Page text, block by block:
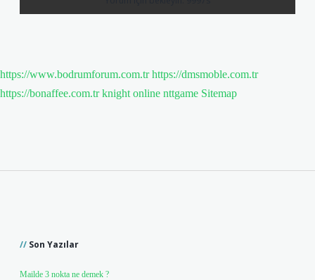
https://www.bodrumforum.com.tr https://dmsmoble.com.tr
https://bonaffee.com.tr knight online nttgame Sitemap
Son Yazılar
Mailde 3 nokta ne demek ?